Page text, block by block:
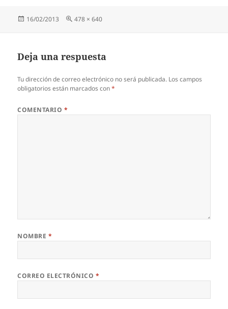
Publicado
16/02/2013
Tamaño
478 × 640
Deja una respuesta
Tu dirección de correo electrónico no será publicada. Los campos
obligatorios están marcados con*
COMENTARIO *
NOMBRE *
CORREO ELECTRÓNICO *